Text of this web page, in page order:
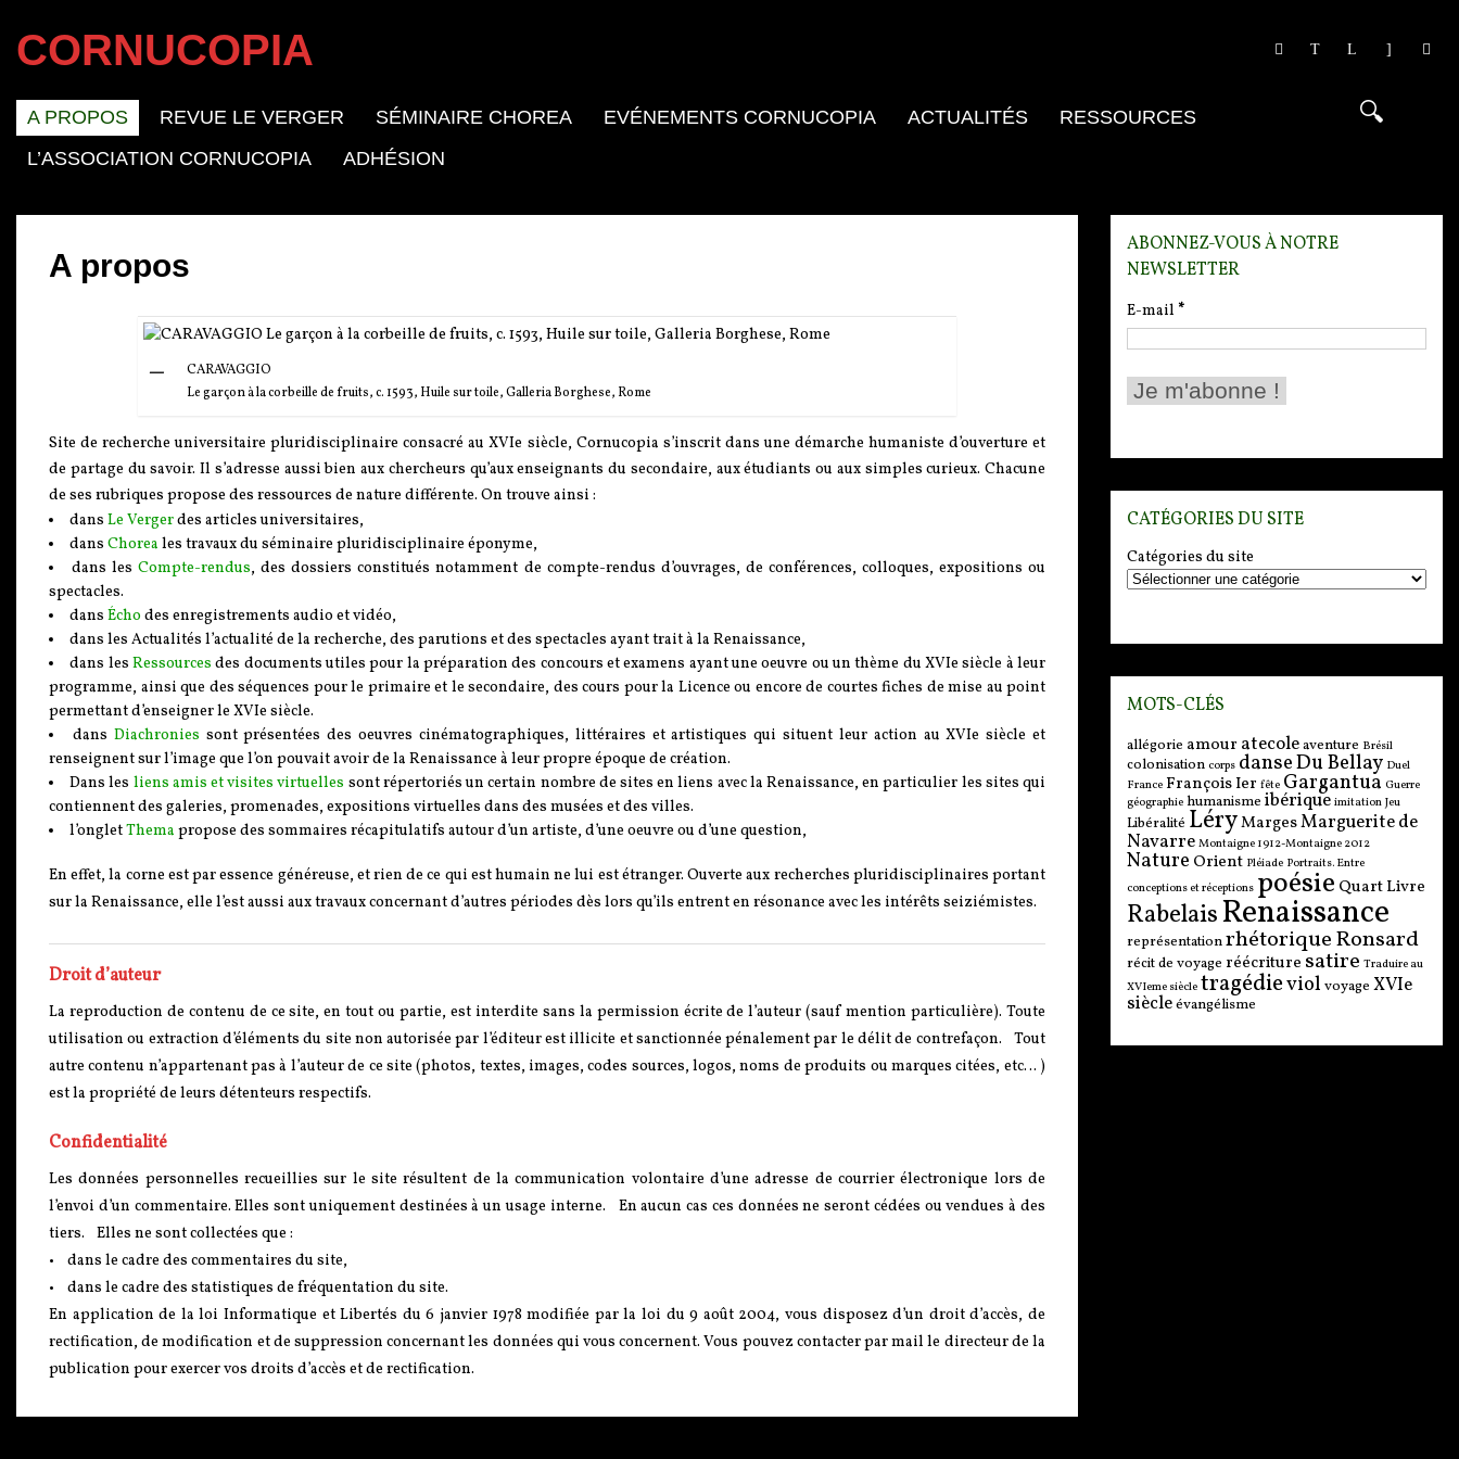
CORNUCOPIA
A PROPOS REVUE LE VERGER SÉMINAIRE CHOREA EVÉNEMENTS CORNUCOPIA ACTUALITÉS
RESSOURCES
L’ASSOCIATION CORNUCOPIA
ADHÉSION
A propos
CARAVAGGIO
Le garçon à la corbeille de fruits, c. 1593, Huile sur toile, Galleria Borghese, Rome
Site de recherche universitaire pluridisciplinaire consacré au XVIe siècle, Cornucopia s’inscrit dans une démarche humaniste d’ouverture et
de partage du savoir. Il s’adresse aussi bien aux chercheurs qu’aux enseignants du secondaire, aux étudiants ou aux simples curieux. Chacune
de ses rubriques propose des ressources de nature différente. On trouve ainsi :
dans Le Vergerdes articles universitaires,
dans Chorea les travaux du séminaire pluridisciplinaire éponyme,
dans lesCompte-rendus, des dossiers constitués notamment de compte-rendus d’ouvrages, de conférences, colloques, expositions ou
spectacles.
dans Écho des enregistrements audio et vidéo,
dans les Actualités l’actualité de la recherche, des parutions et des spectacles ayant trait à la Renaissance,
dans lesRessources des documents utiles pour la préparation des concours et examens ayant une oeuvre ou un thème du XVIe siècle à leur
programme, ainsi que des séquences pour le primaire et le secondaire, des cours pour la Licence ou encore de courtes fiches de mise au point
permettant d’enseigner le XVIe siècle.
dans Diachronies sont présentées des oeuvres cinématographiques, littéraires et artistiques qui situent leur action au XVIe siècle et
renseignent sur l’image que l’on pouvait avoir de la Renaissance à leur propre époque de création.
Dans les liens amis et visites virtuelles sont répertoriés un certain nombre de sites en liens avec la Renaissance, en particulier les sites qui
contiennent des galeries, promenades, expositions virtuelles dans des musées et des villes.
l’ongletThema propose des sommaires récapitulatifs autour d’un artiste, d’une oeuvre ou d’une question,
En effet, la corne est par essence généreuse, et rien de ce qui est humain ne lui est étranger. Ouverte aux recherches pluridisciplinaires portant
sur la Renaissance, elle l’est aussi aux travaux concernant d’autres périodes dès lors qu’ils entrent en résonance avec les intérêts seiziémistes.
Droit d’auteur
La reproduction de contenu de ce site, en tout ou partie, est interdite sans la permission écrite de l’auteur (sauf mention particulière). Toute
utilisation ou extraction d’éléments du site non autorisée par l’éditeur est illicite et sanctionnée pénalement par le délit de contrefaçon. Tout
autre contenu n’appartenant pas à l’auteur de ce site (photos, textes, images, codes sources, logos, noms de produits ou marques citées, etc… )
est la propriété de leurs détenteurs respectifs.
Confidentialité
Les données personnelles recueillies sur le site résultent de la communication volontaire d’une adresse de courrier électronique lors de
l’envoi d’un commentaire. Elles sont uniquement destinées à un usage interne. En aucun cas ces données ne seront cédées ou vendues à des
tiers. Elles ne sont collectées que :
• dans le cadre des commentaires du site,
• dans le cadre des statistiques de fréquentation du site.
En application de la loi Informatique et Libertés du 6 janvier 1978 modifiée par la loi du 9 août 2004, vous disposez d’un droit d’accès, de
rectification, de modification et de suppression concernant les données qui vous concernent. Vous pouvez contacter par mail le directeur de la
publication pour exercer vos droits d’accès et de rectification.
ABONNEZ-VOUS À NOTRE
NEWSLETTER
E-mail *
CATÉGORIES DU SITE
Catégories du site
MOTS-CLÉS
allégorie amour atecoleaventure Brésil
colonisation corps danseDu Bellay Duel
France François Ier fête Gargantua Guerre
géographie humanisme ibérique imitation Jeu
Libéralité LéryMargesMarguerite de
Navarre Montaigne 1912-Montaigne 2012
Nature Orient Pléiade Portraits. Entre
conceptions et réceptions poésie Quart Livre
RabelaisRenaissance
représentationrhétoriqueRonsard
récit de voyage réécriture satire Traduire au
XVIeme siècle tragédieviol voyage XVIe
siècleévangélisme